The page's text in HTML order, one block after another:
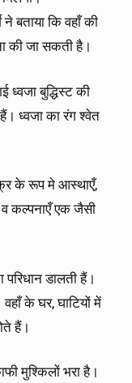
ने बताया कि वहाँ की
की जा सकती है।
ध्वजा बुद्धिस्ट की
ध्वजा का रंग श्वेत
के रूप मे आस्थाएँ,
व कल्पनाएँ एक जैसी
डालती हैं।
के घर, घाटियों में
हैं।
मुश्किलों भरा है।